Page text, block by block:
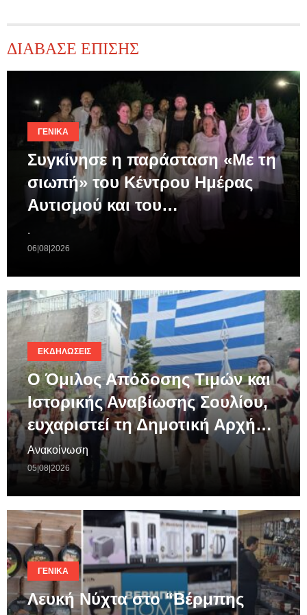
ΔΙΑΒΑΣΕ ΕΠΙΣΗΣ
ΓΕΝΙΚΆ
Συγκίνησε η παράσταση «Με τη
σιωπή» του Κέντρου Ημέρας
Αυτισμού και του…
.
06|08|2026
ΕΚΔΗΛΏΣΕΙΣ
Ο Όμιλος Απόδοσης Τιμών και
Ιστορικής Αναβίωσης Σουλίου,
ευχαριστεί τη Δημοτική Αρχή…
Ανακοίνωση
05|08|2026
ΓΕΝΙΚΆ
Λευκή Νύχτα στο “Βέρμπης